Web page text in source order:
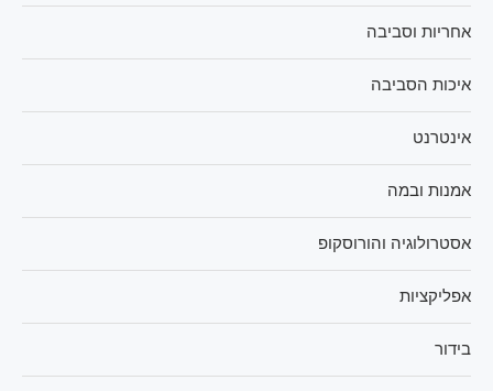
אחריות וסביבה
איכות הסביבה
אינטרנט
אמנות ובמה
אסטרולוגיה והורוסקופ
אפליקציות
בידור